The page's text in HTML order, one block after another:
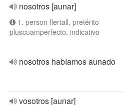
nosotros [aunar]
1. person flertall, pretérito
pluscuamperfecto, indicativo
nosotros habíamos aunado
vosotros [aunar]